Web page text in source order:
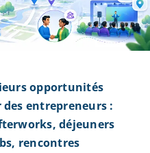
opportunités
entrepreneurs :
déjeuners
rencontres